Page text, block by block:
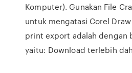
Komputer). Gunakan File
untuk mengatasi Corel
print export adalah dengan
yaitu: Download terlebih